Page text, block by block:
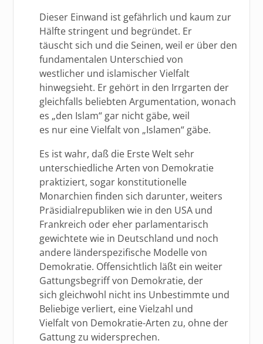
Dieser Einwand ist gefährlich und kaum zur
Hälfte stringent und begründet. Er
täuscht sich und die Seinen, weil er über den
fundamentalen Unterschied von
westlicher und islamischer Vielfalt
hinwegsieht. Er gehört in den Irrgarten der
gleichfalls beliebten Argumentation, wonach
es „den Islam“ gar nicht gäbe, weil
es nur eine Vielfalt von „Islamen“ gäbe.
Es ist wahr, daß die Erste Welt sehr
unterschiedliche Arten von Demokratie
praktiziert, sogar konstitutionelle
Monarchien finden sich darunter, weiters
Präsidialrepubliken wie in den USA und
Frankreich oder eher parlamentarisch
gewichtete wie in Deutschland und noch
andere länderspezifische Modelle von
Demokratie. Offensichtlich läßt ein weiter
Gattungsbegriff von Demokratie, der
sich gleichwohl nicht ins Unbestimmte und
Beliebige verliert, eine Vielzahl und
Vielfalt von Demokratie-Arten zu, ohne der
Gattung zu widersprechen.